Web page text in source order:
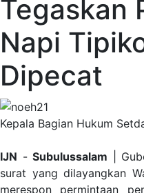
Tegaskan
Napi
Dipecat
Kepala Bagian Hukum
IJN -Subulussalam |
surat yang dilayangkan
merespon permintaan